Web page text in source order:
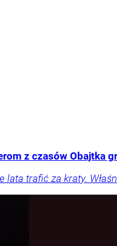
z czasów Obajtka
lata trafić za kraty.